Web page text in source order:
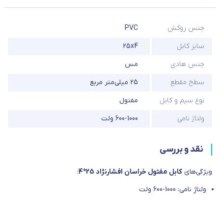
جنس روکش
PVC
سایز کابل
25x4
جنس هادی
مس
سطح مقطع
25 میلی‌متر مربع
نوع سیم و کابل
مفتول
ولتاژ نامی
600-1000 ولت
نقد و بررسی
ویژگی‌های کابل مفتول خراسان افشارنژاد 25*4
:
ولتاژ نامی: 1000-600 ولت